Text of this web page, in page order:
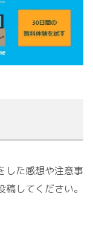
した感想や注意事
してください。